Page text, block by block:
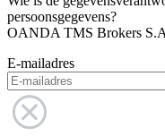
persoonsgegevens?
OANDA TMS Brokers
E-mailadres